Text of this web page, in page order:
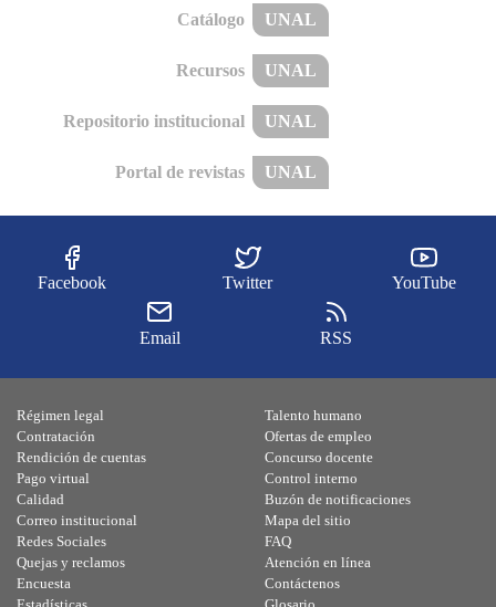
Catálogo UNAL
Recursos UNAL
Repositorio institucional UNAL
Portal de revistas UNAL
Facebook Twitter YouTube
Email RSS
Régimen legal
Contratación
Rendición de cuentas
Pago virtual
Calidad
Talento humano
Ofertas de empleo
Concurso docente
Control interno
Buzón de notificaciones
Correo institucional
Redes Sociales
Quejas y reclamos
Encuesta
Mapa del sitio
FAQ
Atención en línea
Contáctenos